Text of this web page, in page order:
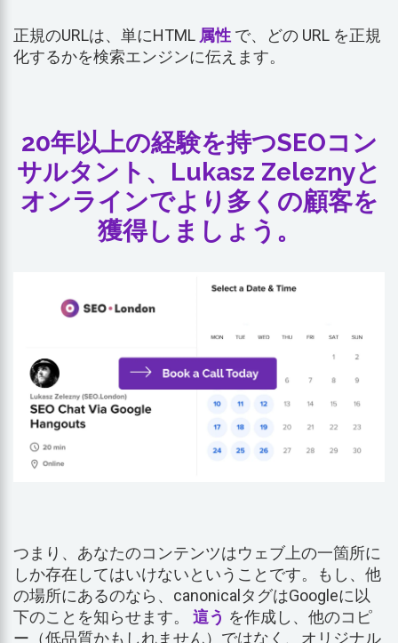
正規のURLは、単にHTML 属性 で、どの URL を正規
化するかを検索エンジンに伝えます。
20年以上の経験を持つSEOコン
サルタント、Lukasz Zeleznyと
オンラインでより多くの顧客を
獲得しましょう。
つまり、あなたのコンテンツはウェブ上の一箇所に
しか存在してはいけないということです。もし、他
の場所にあるのなら、canonicalタグはGoogleに以
下のことを知らせます。 這う を作成し、他のコピ
ー（低品質かもしれません）ではなく、オリジナル